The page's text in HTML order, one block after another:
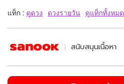
แท็ก : ดูดวง ดวงรายวัน ดูแท็กทั้งหมด
สนับสนุนเนื้อหา